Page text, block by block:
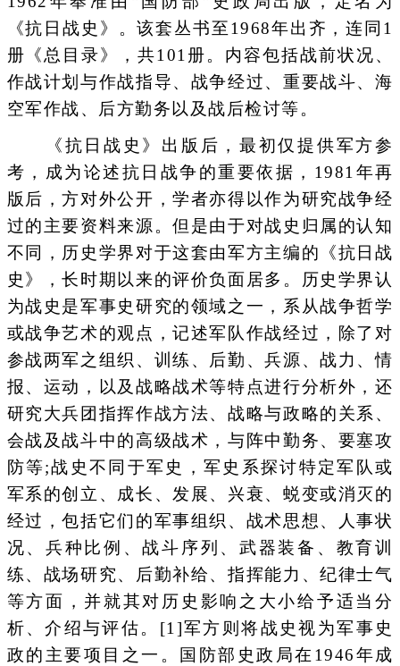
《抗日战史》。该套丛书至1968年出齐，连同1
册《总目录》，共101册。内容包括战前状况、
作战计划与作战指导、战争经过、重要战斗、海
空军作战、后方勤务以及战后检讨等。
《抗日战史》出版后，最初仅提供军方参
考，成为论述抗日战争的重要依据，1981年再
版后，方对外公开，学者亦得以作为研究战争经
过的主要资料来源。但是由于对战史归属的认知
不同，历史学界对于这套由军方主编的《抗日战
史》，长时期以来的评价负面居多。历史学界认
为战史是军事史研究的领域之一，系从战争哲学
或战争艺术的观点，记述军队作战经过，除了对
参战两军之组织、训练、后勤、兵源、战力、情
报、运动，以及战略战术等特点进行分析外，还
研究大兵团指挥作战方法、战略与政略的关系、
会战及战斗中的高级战术，与阵中勤务、要塞攻
防等;战史不同于军史，军史系探讨特定军队或
军系的创立、成长、发展、兴衰、蜕变或消灭的
经过，包括它们的军事组织、战术思想、人事状
况、兵种比例、战斗序列、武器装备、教育训
练、战场研究、后勤补给、指挥能力、纪律士气
等方面，并就其对历史影响之大小给予适当分
析、介绍与评估。[1]军方则将战史视为军事史
政的主要项目之一。国防部史政局在1946年成